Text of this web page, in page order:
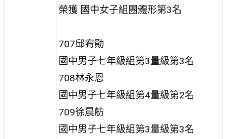
榮獲 國中女子組團體形第3名
707邱宥勛
國中男子七年級組第3量級第3名
708林永恩
國中男子七年級組第4量級第2名
709徐晨舫
國中男子七年級組第3量級第3名